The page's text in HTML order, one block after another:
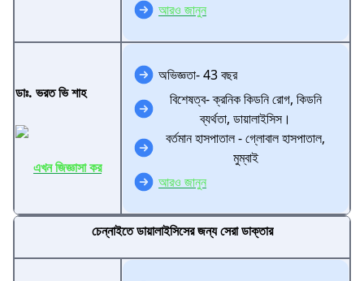
আরও জানুন
ডাঃ. ভরত ভি শাহ
এখন জিজ্ঞাসা কর
অভিজ্ঞতা- 43 বছর
বিশেষত্ব- ক্রনিক কিডনি রোগ, কিডনি
ব্যর্থতা, ডায়ালাইসিস।
বর্তমান হাসপাতাল - গ্লোবাল হাসপাতাল,
মুম্বাই
আরও জানুন
চেন্নাইতে ডায়ালাইসিসের জন্য সেরা ডাক্তার